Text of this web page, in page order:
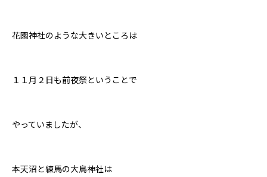
花園神社のような大きいところは
１１月２日も前夜祭ということで
やっていましたが、
本天沼と練馬の大鳥神社は